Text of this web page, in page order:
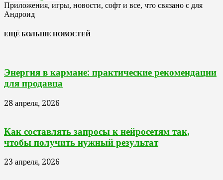
Приложения, игры, новости, софт и все, что связано с для
Андроид
ЕЩЁ БОЛЬШЕ НОВОСТЕЙ
Энергия в кармане: практические рекомендации
для продавца
28 апреля, 2026
Как составлять запросы к нейросетям так,
чтобы получить нужный результат
23 апреля, 2026